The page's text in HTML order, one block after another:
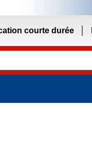
courte durée